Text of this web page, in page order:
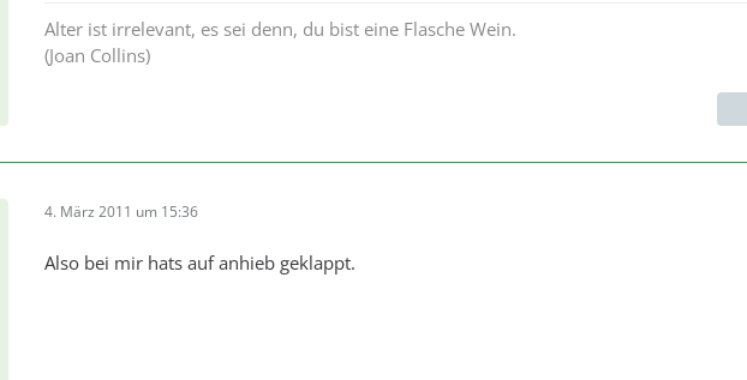
Alter ist irrelevant, es sei denn, du bist eine Flasche Wein.
(Joan Collins)
4. März 2011 um 15:36
Also bei mir hats auf anhieb geklappt.